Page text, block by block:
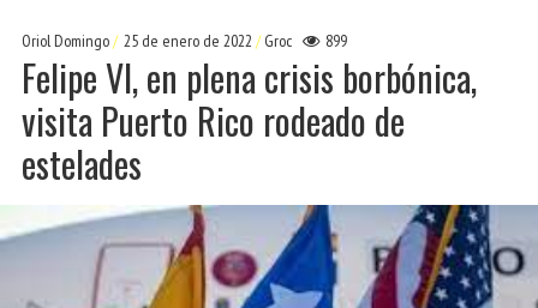
Oriol Domingo 25 de enero de 2022 Groc 899
Felipe VI, en plena crisis borbónica,
visita Puerto Rico rodeado de
estelades